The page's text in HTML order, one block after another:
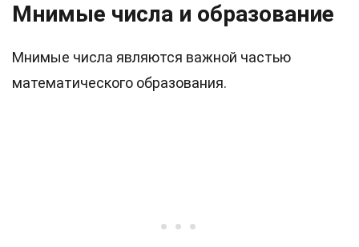
Мнимые числа и образование
Мнимые числа являются важной частью
математического образования.